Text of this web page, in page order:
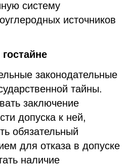
систему
источников
законодательные
тайны.
заключение
допуска к ней,
обязательный
для отказа в допуске
наличие